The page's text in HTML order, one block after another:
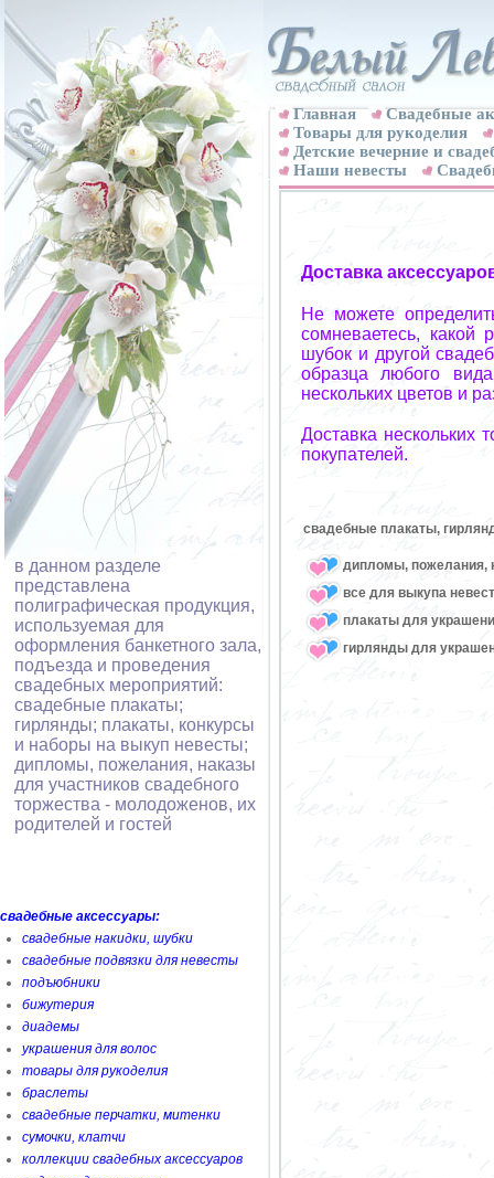
в данном разделе
представлена
полиграфическая продукция,
используемая для
оформления банкетного зала,
подъезда и проведения
свадебных мероприятий:
свадебные плакаты;
гирлянды; плакаты, конкурсы
и наборы на выкуп невесты;
дипломы, пожелания, наказы
для участников свадебного
торжества - молодоженов, их
родителей и гостей
свадебные аксессуары:
свадебные накидки, шубки
свадебные подвязки для невесты
подъюбники
бижутерия
диадемы
украшения для волос
товары для рукоделия
браслеты
свадебные перчатки, митенки
сумочки, клатчи
коллекции свадебных аксессуаров
Главная
Свадебные
Товары для рукоделия
Детские вечерние и
Наши невесты
Доставка
Не можете
сомневаетесь, какой
шубок и другой
образца любого
нескольких цветов и
Доставка нескольких
покупателей.
свадебные плакаты,
дипломы, пожелания,
все для выкупа
плакаты для
гирлянды для